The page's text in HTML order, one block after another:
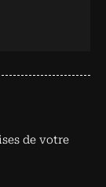
de votre